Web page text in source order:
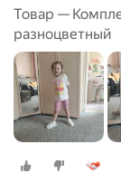
Товар —
разноцветный